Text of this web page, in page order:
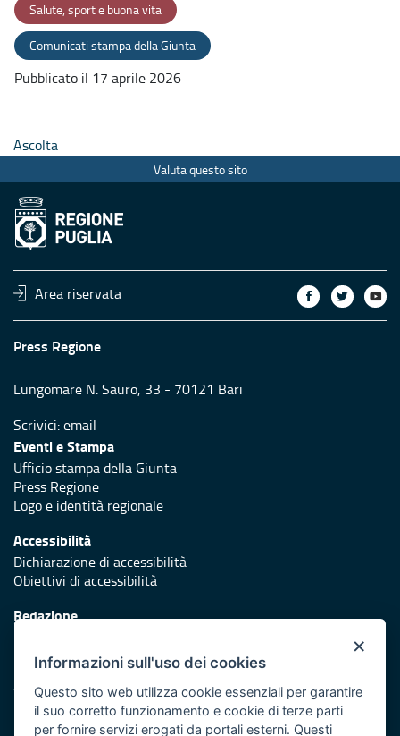
Salute, sport e buona vita
Comunicati stampa della Giunta
Pubblicato il 17 aprile 2026
Ascolta
Valuta questo sito
Area riservata
Press Regione
Lungomare N. Sauro, 33 - 70121 Bari
Scrivici:email
Eventi e Stampa
Ufficio stampa della Giunta
Press Regione
Logo e identità regionale
Accessibilità
Dichiarazione di accessibilità
Obiettivi di accessibilità
Redazione
Protezione civile
Vai al sito di Protezione Civile Puglia
Iniziativa finanziata con risorse del POR Puglia 2014/2020 -
×
Informazioni sull'uso dei cookies
Questo sito web utilizza cookie essenziali per garantire
il suo corretto funzionamento e cookie di terze parti
per fornire servizi erogati da portali esterni. Questi